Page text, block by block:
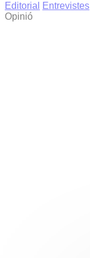
Editorial
Entrevistes
Opinió